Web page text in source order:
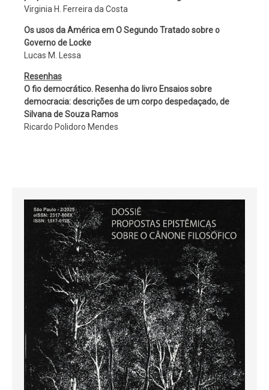
Virginia H. Ferreira da Costa
Os usos da América em O Segundo Tratado sobre o
Governo de Locke
Lucas M. Lessa
Resenhas
O fio democrático. Resenha do livro Ensaios sobre
democracia: descrições de um corpo despedaçado, de
Silvana de Souza Ramos
Ricardo Polidoro Mendes